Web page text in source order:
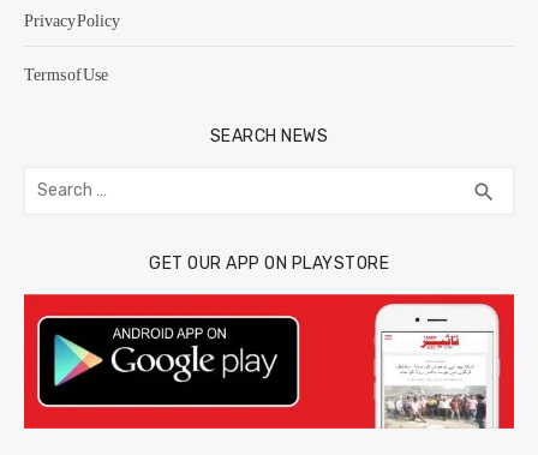
Privacy Policy
Terms of Use
SEARCH NEWS
Search
for: search
GET OUR APP ON PLAYSTORE